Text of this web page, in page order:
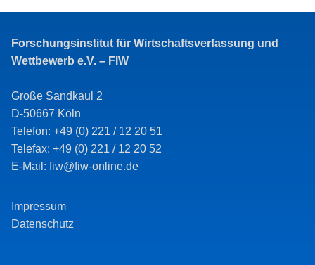
Forschungsinstitut für Wirtschaftsverfassung und
Wettbewerb e.V. – FIW
Große Sandkaul 2
D-50667 Köln
Telefon: +49 (0) 221 / 12 20 51
Telefax: +49 (0) 221 / 12 20 52
E-Mail: fiw@fiw-online.de
Impressum
Datenschutz